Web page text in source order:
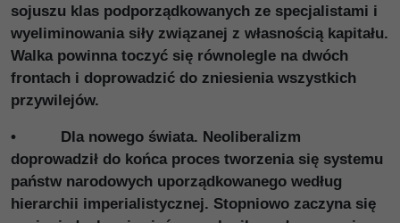
sojuszu klas podporządkowanych ze specjalistami i
wyeliminowania siły związanej z własnością kapitału.
Walka powinna toczyć się równolegle na dwóch
frontach i doprowadzić do zniesienia wszystkich
przywilejów.
• Dla nowego świata. Neoliberalizm
doprowadził do końca proces tworzenia się systemu
państw narodowych uporządkowanego według
hierarchii imperialistycznej. Stopniowo zaczyna się